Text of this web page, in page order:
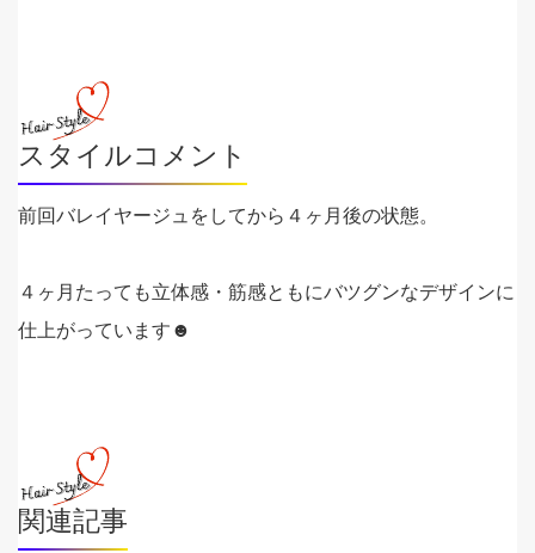
スタイルコメント
前回バレイヤージュをしてから４ヶ月後の状態。
４ヶ月たっても立体感・筋感ともにバツグンなデザインに
仕上がっています☻
関連記事